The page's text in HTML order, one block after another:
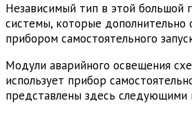
Независимый тип в этой большой
системы, которые дополнительно
прибором самостоятельного
Модули аварийного освещения
использует прибор
представлены здесь следующими